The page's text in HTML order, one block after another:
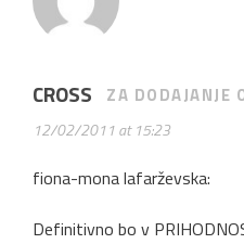
CROSS
12/02/2011 at 15:23
ZA DODAJANJE
fiona-mona lafarževska:
Definitivno bo v